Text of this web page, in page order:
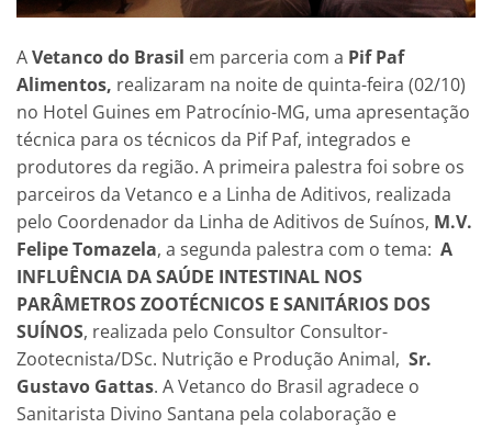
AVetanco do Brasil em parceria com a Pif Paf
Alimentos, realizaram na noite de quinta-feira (02/10)
no Hotel Guines em Patrocínio-MG, uma apresentação
técnica para os técnicos da Pif Paf, integrados e
produtores da região. A primeira palestra foi sobre os
parceiros da Vetanco e a Linha de Aditivos, realizada
pelo Coordenador da Linha de Aditivos de Suínos, M.V.
Felipe Tomazela, a segunda palestra com o tema: A
INFLUÊNCIA DA SAÚDE INTESTINAL NOS
PARÂMETROS ZOOTÉCNICOS E SANITÁRIOS DOS
SUÍNOS, realizada pelo Consultor Consultor-
Zootecnista/DSc. Nutrição e Produção Animal, Sr.
Gustavo Gattas. A Vetanco do Brasil agradece o
Sanitarista Divino Santana pela colaboração e